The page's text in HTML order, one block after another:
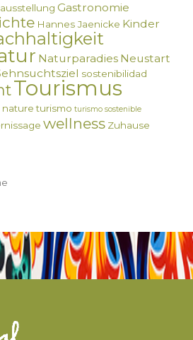
Gastronomie
Hannes Jaenicke Kinder
Naturparadies Neustart
sostenibilidad
Tourismus
nature turismo turismo sostenible
wellness Zuhause